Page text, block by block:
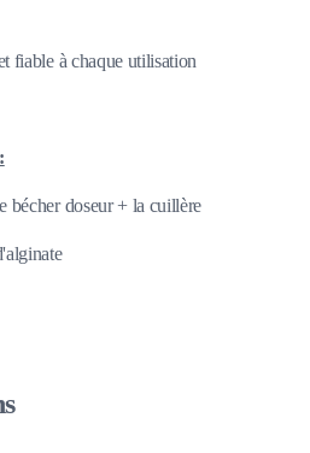
fiable à chaque utilisation
bécher doseur + la cuillère